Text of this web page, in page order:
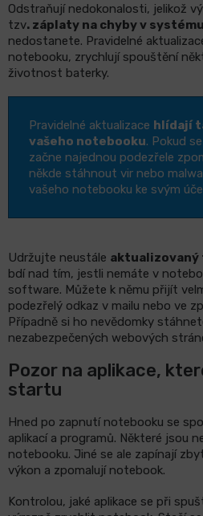
Odstraňují nedokonalosti, jelikož
tzv. záplaty na chyby v
nedostanete. Pravidelné
notebooku, zrychlují spouštění
životnost baterky.
Pravidelné aktualizace hlídají
vašeho notebooku. Pokud
začne najednou podezřele
někde stáhnout vir nebo
vašeho notebooku ke svým
Udržujte neustále
bdí nad tím, jestli nemáte v
software. Můžete k němu přijít
podezřelý odkaz v mailu nebo ve
Případně si ho nevědomky
nezabezpečených webových
Pozor na aplikace,
startu
Hned po zapnutí notebooku se
aplikací a programů. Některé jsou
notebooku. Jiné se ale zapínají
výkon a zpomalují notebook.
Kontrolou, jaké aplikace se při